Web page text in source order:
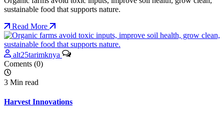
sustainable food that supports nature.
Read More
alt25tarimknya
Coments (0)
3 Min read
Harvest Innovations